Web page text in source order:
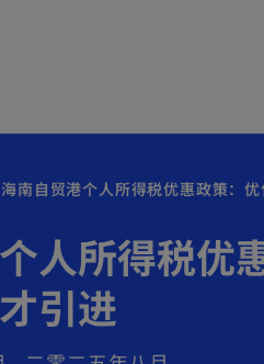
海南自贸港个人所得税优惠政策：
人所得税优
引进